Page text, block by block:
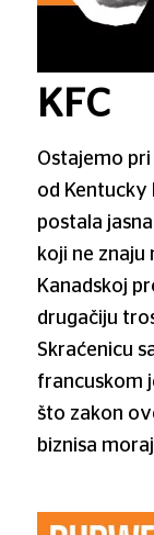
KFC
Ostajemo pri
od Kentucky
postala
koji ne znaju
Kanadskoj
drugačiju
Skraćenicu
francuskom
što zakon
biznisa